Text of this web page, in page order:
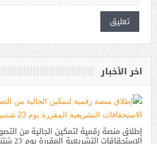
اخر الأخبار
إطلاق منصة رقمية لتمكين الجالية من
الاستحقاقات التشريعية المقررة يوم 23 شتنبر المقبل